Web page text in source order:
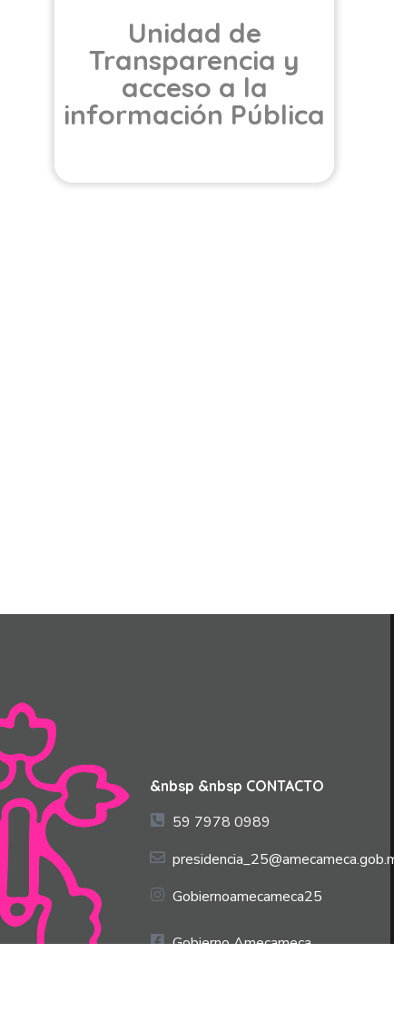
Unidad de
Transparencia y
acceso a la
información Pública
&nbsp &nbsp CONTACTO
59 7978 0989
Gobiernoamecameca25
Gobierno Amecameca